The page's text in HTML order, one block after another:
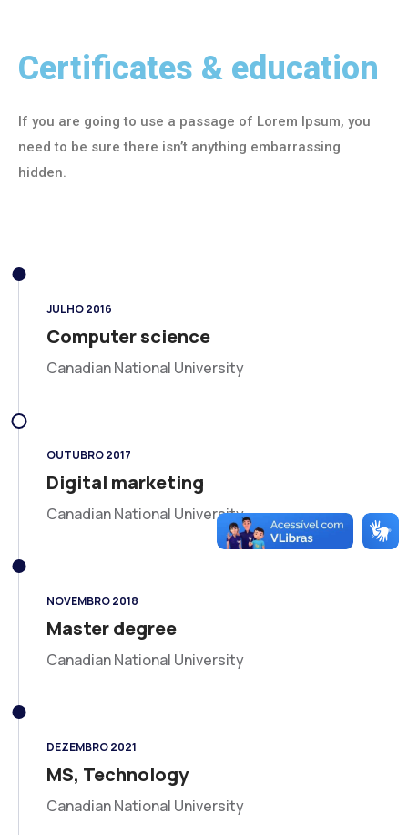
Certificates & education
If you are going to use a passage of Lorem Ipsum, you
need to be sure there isn’t anything embarrassing
hidden.
JULHO 2016
Computer science
Canadian National University
OUTUBRO 2017
Digital marketing
Canadian National University
NOVEMBRO 2018
Master degree
Canadian National University
DEZEMBRO 2021
MS, Technology
Canadian National University